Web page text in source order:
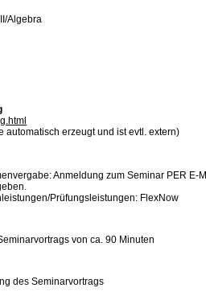
Algebra
automatisch erzeugt und ist evtl. extern)
Anmeldung zum Seminar PER E-
Prüfungsleistungen: FlexNow
von ca. 90 Minuten
des Seminarvortrags